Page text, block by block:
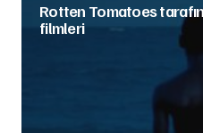
Rotten Tomatoes
filmleri